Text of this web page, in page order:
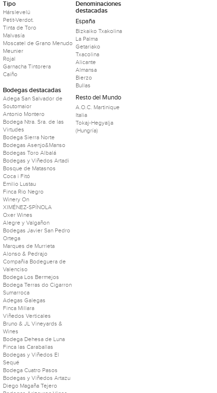
Tipo
Hárslevelü
Petit-Verdot.
Tinta de Toro
Malvasía
Moscatel de Grano Menudo
Meunier
Rojal
Garnacha Tintorera
Caiño
Bodegas destacadas
Adega San Salvador de
Soutomaior
Antonio Montero
Bodega Ntra. Sra. de las
Virtudes
Bodega Sierra Norte
Bodegas Asenjo&Manso
Bodegas Toro Albalá
Bodegas y Viñedos Artadi
Bosque de Matasnos
Coca i Fitó
Emilio Lustau
Finca Rio Negro
Winery On
XIMÉNEZ-SPÍNOLA
Oxer Wines
Alegre y Valgañon
Bodegas Javier San Pedro
Ortega
Marques de Murrieta
Alonso & Pedrajo
Compañia Bodeguera de
Valenciso
Bodega Los Bermejos
Bodega Terras do Cigarron
Sumarroca
Adegas Galegas
Finca Millara
Viñedos Verticales
Bruno & JL Vineyards &
Wines
Bodega Dehesa de Luna
Finca las Caraballas
Bodegas y Viñedos El
Sequé
Bodega Cuatro Pasos
Bodegas y Viñedos Artazu
Diego Magaña Tejero
Denominaciones
destacadas
España
Bizkaiko Txakolina
La Palma
Getariako
Txacolina
Alicante
Almansa
Bierzo
Bullas
Resto del Mundo
A.O.C. Martinique
Italia
Tokaj-Hegyalja
(Hungría)